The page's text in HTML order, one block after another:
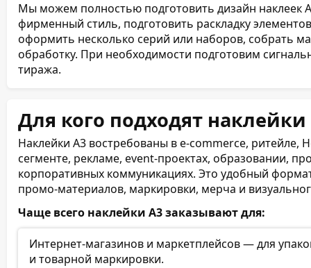
Мы можем полностью подготовить дизайн наклеек
фирменный стиль, подготовить раскладку
оформить несколько серий или наборов, собрать
обработку. При необходимости подготовим
тиража.
Для кого подходят
Наклейки А3 востребованы в e-commerce, ритейле,
сегменте, рекламе, event-проектах, образовании,
корпоративных коммуникациях. Это удобный
промо-материалов, маркировки, мерча и
Чаще всего наклейки А3 заказывают для:
Интернет-магазинов и маркетплейсов — для
и товарной маркировки.